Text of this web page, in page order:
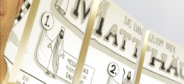
Zum Inhalt springen